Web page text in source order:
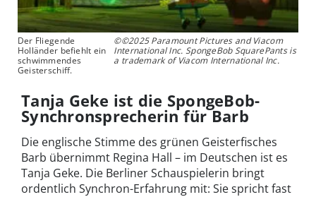
Der Fliegende
Holländer befiehlt ein
schwimmendes
Geisterschiff.
©©2025 Paramount Pictures and Viacom
International Inc. SpongeBob SquarePants is
a trademark of Viacom International Inc.
Tanja Geke ist die SpongeBob-
Synchronsprecherin für Barb
Die englische Stimme des grünen Geisterfisches
Barb übernimmt Regina Hall – im Deutschen ist es
Tanja Geke. Die Berliner Schauspielerin bringt
ordentlich Synchron-Erfahrung mit: Sie spricht fast